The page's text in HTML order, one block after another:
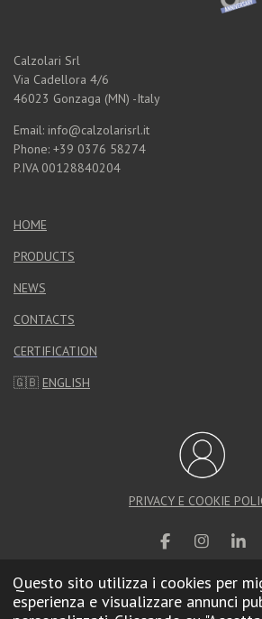
Questo sito utilizza i cookies per
esperienza e visualizzare annunci
Calzolari Srl
Via Cadellora 4/6
46023 Gonzaga (MN) -Italy
Email: info@calzolarisrl.it
Phone: +39 0376 58274
P.IVA 00128840204
HOME
PRODUCTS
NEWS
CONTACTS
CERTIFICATION
🇬🇧 ENGLISH
PRIVACY E COOKIE
F
c
e
b
I
s
t
a
L
n
e
© 2025 Calzolari Arredo Urbano |